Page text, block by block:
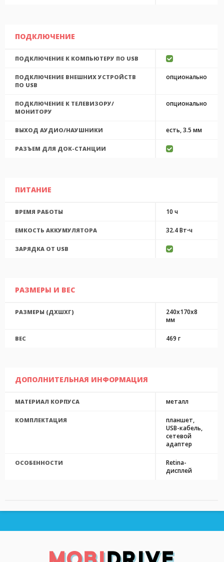
ПОДКЛЮЧЕНИЕ
ПОДКЛЮЧЕНИЕ К КОМПЬЮТЕРУ ПО USB
ПОДКЛЮЧЕНИЕ ВНЕШНИХ УСТРОЙСТВ
ПО USB
опционально
ПОДКЛЮЧЕНИЕ К ТЕЛЕВИЗОРУ/
МОНИТОРУ
опционально
ВЫХОД АУДИО/НАУШНИКИ есть, 3.5 мм
РАЗЪЕМ ДЛЯ ДОК-СТАНЦИИ
ПИТАНИЕ
ВРЕМЯ РАБОТЫ 10 ч
ЕМКОСТЬ АККУМУЛЯТОРА 32.4 Вт⋅ч
ЗАРЯДКА ОТ USB
РАЗМЕРЫ И ВЕС
РАЗМЕРЫ (ДХШХГ)
240x170x8
мм
ВЕС 469 г
ДОПОЛНИТЕЛЬНАЯ ИНФОРМАЦИЯ
МАТЕРИАЛ КОРПУСА металл
КОМПЛЕКТАЦИЯ
планшет,
USB-кабель,
сетевой
адаптер
ОСОБЕННОСТИ
Retina-
дисплей